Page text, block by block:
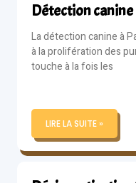
Détection canine
La détection canine à
à la prolifération des
touche à la fois les
LIRE LA SUITE »